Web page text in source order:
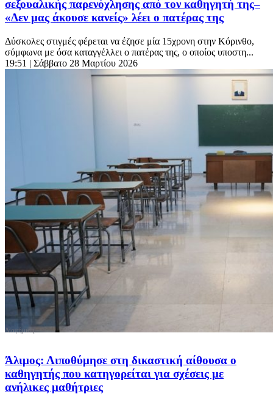
σεξουαλικής παρενόχλησης από τον καθηγητή της–
«Δεν μας άκουσε κανείς» λέει ο πατέρας της
Δύσκολες στιγμές φέρεται να έζησε μία 15χρονη στην Κόρινθο,
σύμφωνα με όσα καταγγέλλει ο πατέρας της, ο οποίος υποστη...
19:51 | Σάββατο 28 Μαρτίου 2026
Άλιμος: Λιποθύμησε στη δικαστική αίθουσα ο
καθηγητής που κατηγορείται για σχέσεις με
ανήλικες μαθήτριες